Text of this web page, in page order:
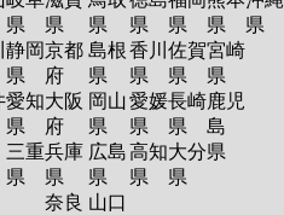
県
静岡
県
愛知
県
三重
県
県
京都
府
大阪
府
兵庫
県
奈良
県
島根
県
岡山
県
広島
県
山口
県
香川
県
愛媛
県
高知
県
県
佐賀
県
長崎
県
大分
県
県
宮崎
県
鹿児
島
県
県